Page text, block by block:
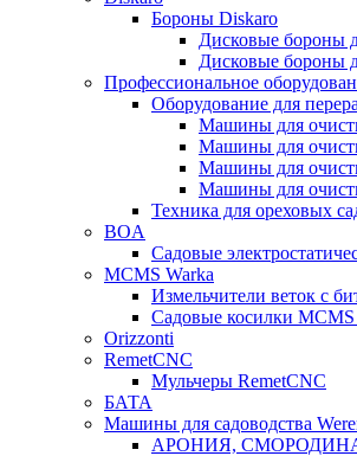
Бороны Diskaro
Дисковые бороны
Дисковые бороны
Профессиональное
Оборудование для
Машины для
Машины для
Машины для
Машины для
Техника для ореховых
BOA
Садовые
MCMS Warka
Измельчители веток с
Садовые косилки MCMS
Orizzonti
RemetCNC
Мульчеры RemetCNC
БАТА
Машины для садоводства
АРОНИЯ,